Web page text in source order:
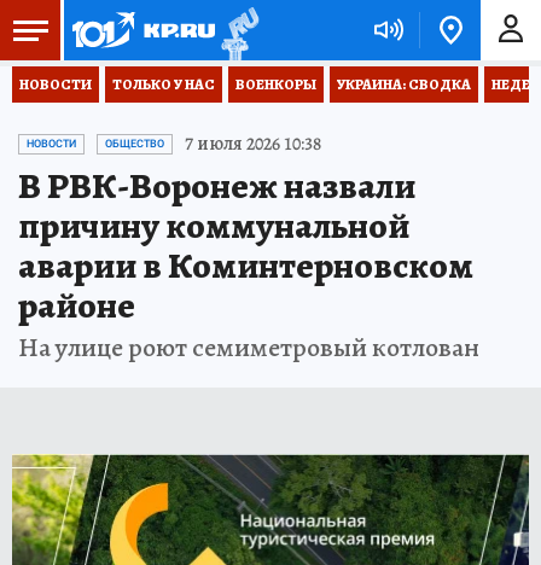
НОВОСТИ ТОЛЬКО У НАС ВОЕНКОРЫ УКРАИНА: СВОДКА
НОВОСТИ ОБЩЕСТВО 7 июля 2026 10:38
В РВК-Воронеж назвали
причину коммунальной
аварии в Коминтерновском
районе
На улице роют семиметровый котлован